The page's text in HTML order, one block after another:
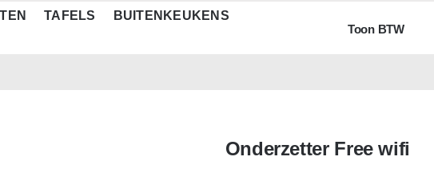
TAFELS
BUITENKEUKENS
Toon BTW
Onderzetter Free wifi